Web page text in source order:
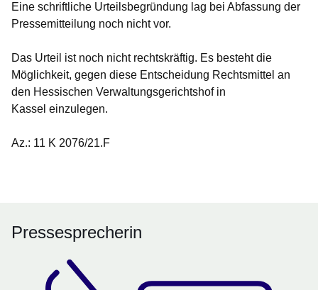
Eine schriftliche Urteilsbegründung lag bei Abfassung der
Pressemitteilung noch nicht vor.
Das Urteil ist noch nicht rechtskräftig. Es besteht die
Möglichkeit, gegen diese Entscheidung Rechtsmittel an
den Hessischen Verwaltungsgerichtshof in
Kassel einzulegen.
Az.: 11 K 2076/21.F
Pressesprecherin